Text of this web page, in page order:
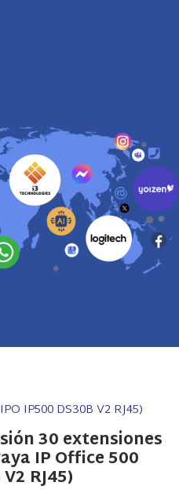
IP500 DS30B V2 RJ45)
30 extensiones
IP Office 500
RJ45)